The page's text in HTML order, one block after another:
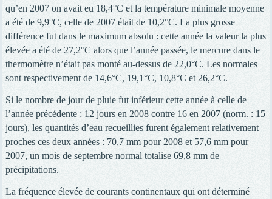
qu’en 2007 on avait eu 18,4°C et la température minimale moyenne
a été de 9,9°C, celle de 2007 était de 10,2°C. La plus grosse
différence fut dans le maximum absolu : cette année la valeur la plus
élevée a été de 27,2°C alors que l’année passée, le mercure dans le
thermomètre n’était pas monté au-dessus de 22,0°C. Les normales
sont respectivement de 14,6°C, 19,1°C, 10,8°C et 26,2°C.
Si le nombre de jour de pluie fut inférieur cette année à celle de
l’année précédente : 12 jours en 2008 contre 16 en 2007 (norm. : 15
jours), les quantités d’eau recueillies furent également relativement
proches ces deux années : 70,7 mm pour 2008 et 57,6 mm pour
2007, un mois de septembre normal totalise 69,8 mm de
précipitations.
La fréquence élevée de courants continentaux qui ont déterminé